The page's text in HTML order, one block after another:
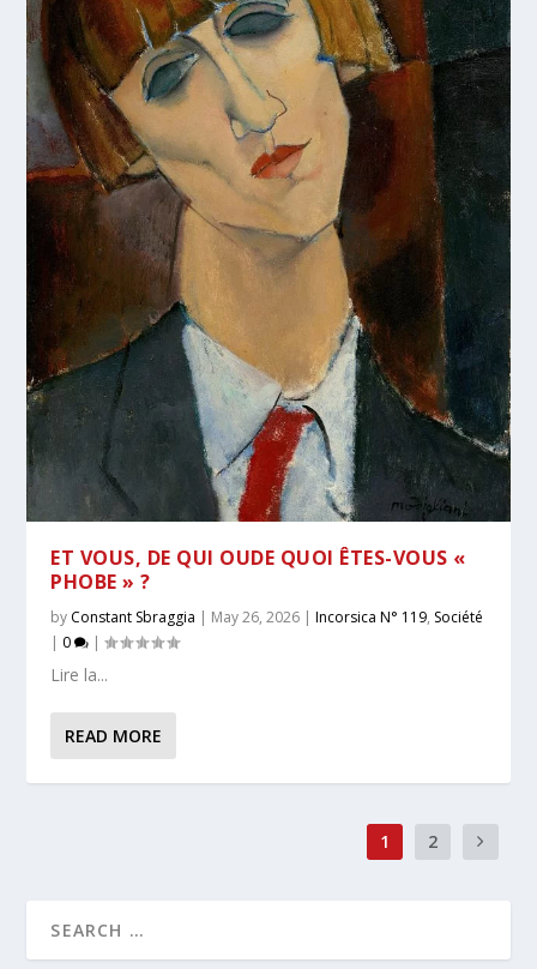
ET VOUS, DE QUI OUDE QUOI ÊTES-VOUS «
PHOBE » ?
by Constant Sbraggia | May 26, 2026 |Incorsica N° 119, Société
| 0 |
Lire la...
READ MORE
1 2